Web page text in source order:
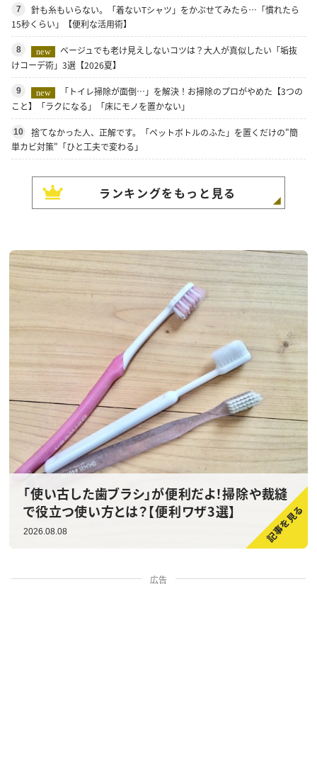
7
針も糸もいらない。「着ないTシャツ」をかぶせてみたら…「慣れたら
15秒くらい」【便利な活用術】
8 new
ベージュでも老け見えしないコツは？大人が真似したい「垢抜
けコーデ術」3選【2026夏】
9 new
「トイレ掃除が面倒…」を解決！お掃除のプロがやめた【3つの
こと】「ラクになる」「床にモノを置かない」
10
捨てなかった人、正解です。「ペットボトルのふた」を置くだけの"簡
単カビ対策"「ひと工夫で変わる」
ランキングをもっと見る
「使い古した歯ブラシ」が便利だよ！掃除や裁縫
で役立つ使い方とは？【便利ワザ3選】
2026.08.08
広告